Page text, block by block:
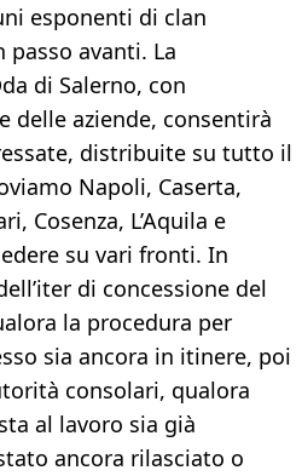
esponenti di clan
avanti. La
di Salerno, con
delle aziende, consentirà
distribuite su tutto il
Napoli, Caserta,
Cosenza, L’Aquila e
su vari fronti. In
di concessione del
la procedura per
sia ancora in itinere, poi
consolari, qualora
al lavoro sia già
ancora rilasciato o